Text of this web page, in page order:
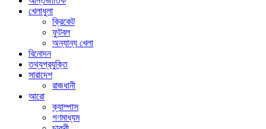
খেলাধুলা
ক্রিকেট
ফুটবল
অন্যান্য খেলা
বিনোদন
তথ্যপ্রযুক্তি
সারাদেশ
রাজধানী
আরো
ক্যাম্পাস
গণমাধ্যম